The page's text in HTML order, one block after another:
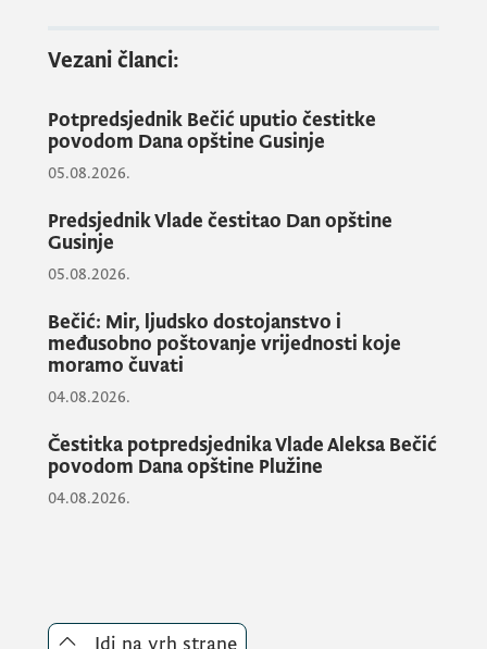
Duško Marković (u 13.00 sati)
Lajdenom održaće se u Vili „Gorica“.
Narednog dana (utorak, 18. novembra), sa
razgovaraće ministar unutrašnjih poslova
Raško Konjević
sati.
Nakon razgovora biće objavljena saopštenje
za javnost.
Susret crnogorskih zvaničnika sa
koizvjestiocima Monitoring komiteta PSSE
može se snimiti.
nemaju godišnju akreditaciju, treba od
Vezani članci:
Potpredsjednik Bečić uputio čestitke
povodom Dana opštine Gusinje
05.08.2026.
Predsjednik Vlade čestitao Dan opštine
Gusinje
05.08.2026.
Bečić: Mir, ljudsko dostojanstvo i
međusobno poštovanje vrijednosti koje
moramo čuvati
04.08.2026.
Čestitka potpredsjednika Vlade Aleksa Bečić
povodom Dana opštine Plužine
04.08.2026.
Idi na vrh strane